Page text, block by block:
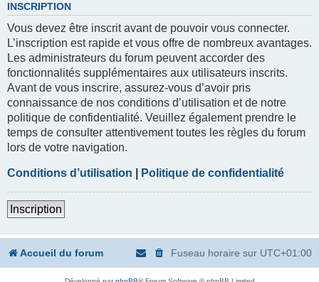
INSCRIPTION
Vous devez être inscrit avant de pouvoir vous connecter.
L’inscription est rapide et vous offre de nombreux avantages.
Les administrateurs du forum peuvent accorder des
fonctionnalités supplémentaires aux utilisateurs inscrits.
Avant de vous inscrire, assurez-vous d’avoir pris
connaissance de nos conditions d’utilisation et de notre
politique de confidentialité. Veuillez également prendre le
temps de consulter attentivement toutes les règles du forum
lors de votre navigation.
Conditions d’utilisation Politique de confidentialité
Inscription
Accueil du forum Fuseau horaire sur UTC+01:00